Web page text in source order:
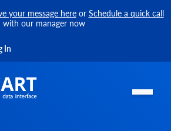
your message hereor Schedule a quick call
with our manager now
In